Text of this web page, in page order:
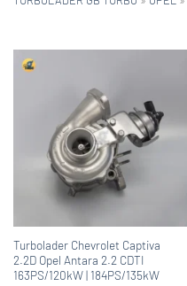
Turbolader Chevrolet Captiva
2.2D Opel Antara 2.2 CDTI
163PS/120kW | 184PS/135kW